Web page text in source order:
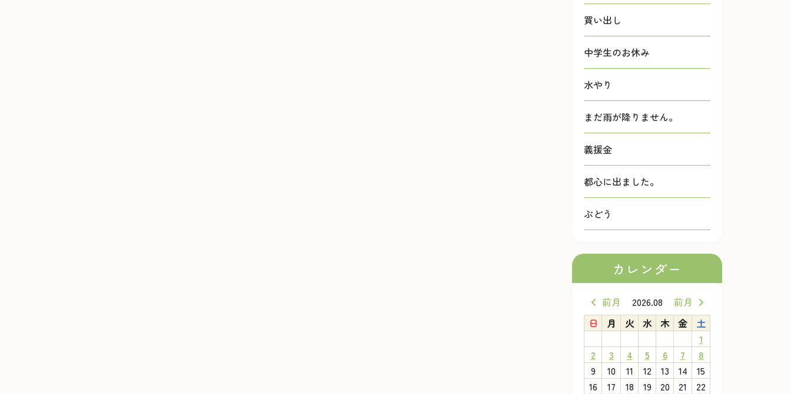
買い出し
中学生のお休み
水やり
まだ雨が降りません。
義援金
都心に出ました。
ぶどう
カレンダー
前月 2026.08
前月
日
月 火 水 木 金
土
1
2
3 4 5 6 7
8
9
10 11 12 13 14
15
16
17 18 19 20 21
22